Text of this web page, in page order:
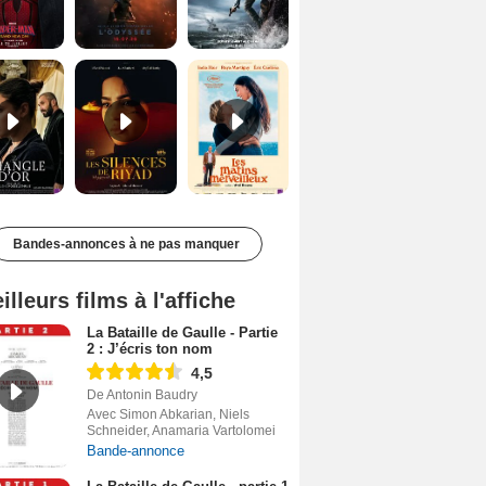
Les Silences de Riyad Bande-annonce VO STFR Les Matins merveilleux Bande-annonce VF
Bandes-annonces à ne pas manquer
films à l'affiche
La Bataille de Gaulle - Partie
2 : J’écris ton nom
4,5
De Antonin Baudry
Avec Simon Abkarian, Niels
Schneider, Anamaria Vartolomei
Bande-annonce